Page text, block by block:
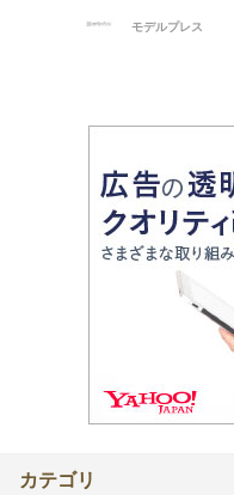
モデルプレス
カテゴリ